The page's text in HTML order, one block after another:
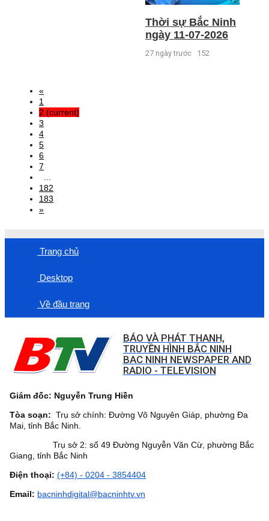
Thời sự Bắc Ninh
ngày 11-07-2026
27 ngày trước 152
«
1
2 (current)
3
4
5
6
7
...
182
183
»
Trang chủ
Desktop
Về đầu trang
BÁO VÀ PHÁT THANH,
TRUYỀN HÌNH BẮC NINH
BAC NINH NEWSPAPER AND
RADIO - TELEVISION
Giám đốc: Nguyễn Trung Hiền
Tòa soạn: Trụ sở chính: Đường Võ Nguyên Giáp, phường Đa
Mai, tỉnh Bắc Ninh.
Trụ sở 2: số 49 Đường Nguyễn Văn Cừ, phường Bắc
Giang, tỉnh Bắc Ninh
Điện thoại: (+84) - 0204 - 3854404
Email: bacninhdigital@bacninhtv.vn